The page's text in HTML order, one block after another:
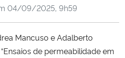
04/09/2025, 9h59
Mancuso e Adalberto
de permeabilidade em